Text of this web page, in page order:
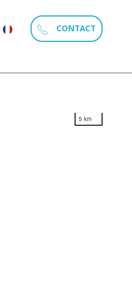
CONTACT
5 km